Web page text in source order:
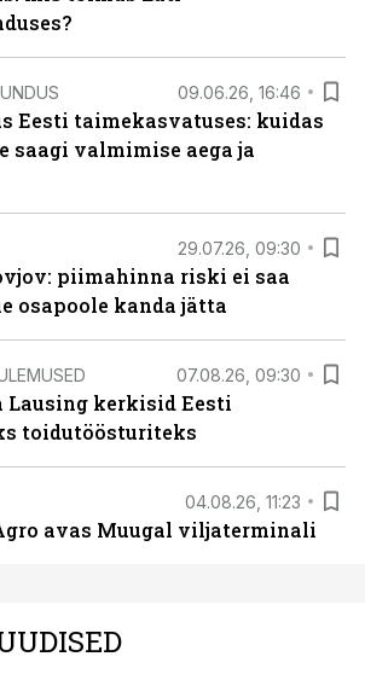
09.06.26, 16:46
Eesti taimekasvatuses: kuidas
saagi valmimise aega ja
29.07.26, 09:30
piimahinna riski ei saa
osapoole kanda jätta
07.08.26, 09:30
Lausing kerkisid Eesti
toidutöösturiteks
04.08.26, 11:23
avas Muugal viljaterminali